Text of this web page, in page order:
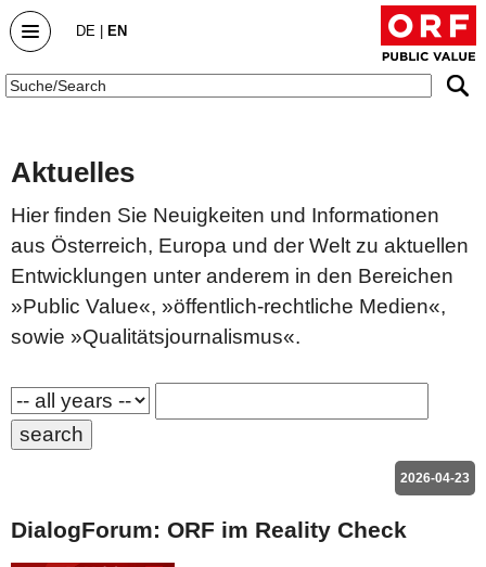
DE EN
Home
Public Value Report
Public Value Report 2025/26
Public Value Report 2024/25
Public Value Bericht 2023/24
Archive
Aktuelles
Hier finden Sie Neuigkeiten und Informationen
aus Österreich, Europa und der Welt zu aktuellen
Entwicklungen unter anderem in den Bereichen
»Public Value«, »öffentlich-rechtliche Medien«,
sowie »Qualitätsjournalismus«.
2026-04-23
DialogForum: ORF im Reality Check